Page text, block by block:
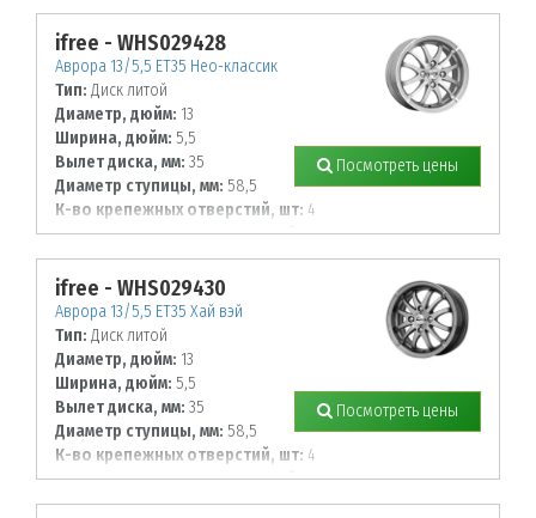
114,3
ifree - WHS029428
Аврора 13/5,5 ET35 Нео-классик
Тип: Диск литой
Диаметр, дюйм: 13
Ширина, дюйм: 5,5
Вылет диска, мм: 35
Диаметр ступицы, мм: 58,5
К-во крепежных отверстий, шт: 4
Диаметр располож. отверстий, мм:
98
Посмотреть цены
ifree - WHS029430
Аврора 13/5,5 ET35 Хай вэй
Тип: Диск литой
Диаметр, дюйм: 13
Ширина, дюйм: 5,5
Вылет диска, мм: 35
Диаметр ступицы, мм: 58,5
К-во крепежных отверстий, шт: 4
Диаметр располож. отверстий, мм:
98
Посмотреть цены